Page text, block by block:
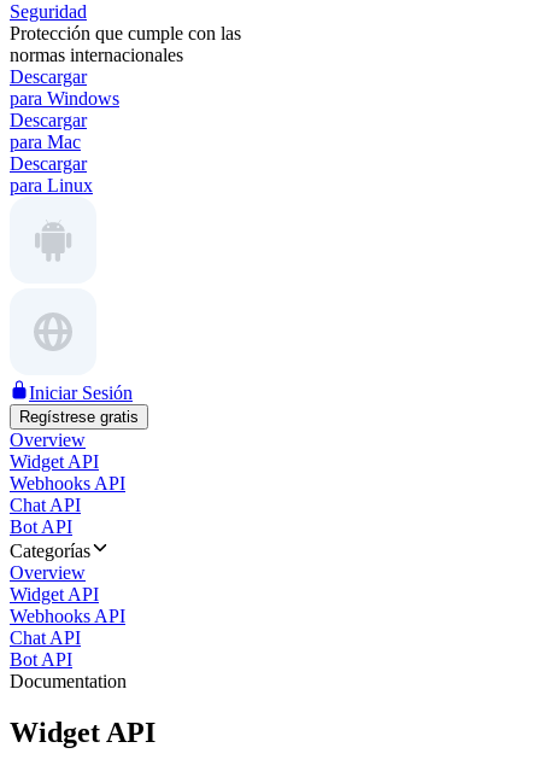
Seguridad
Protección que cumple con las
normas internacionales
Descargar
para Windows
Descargar
para Mac
Descargar
para Linux
Iniciar Sesión
Regístrese gratis
Overview
Widget API
Webhooks API
Chat API
Bot API
Categorías
Overview
Widget API
Webhooks API
Chat API
Bot API
Documentation
Widget API